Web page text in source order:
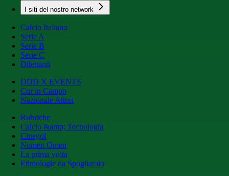
I siti del nostro network
Calcio Italiano
Serie A
Serie B
Serie C
Dilettanti
DDD X EVENTS
Cur in Campo
Nazionale Attori
Rubriche
Calcio &amp; Tecnologia
Cinegol
Nomen Omen
La prima volta
Etimologie da Spogliatoio